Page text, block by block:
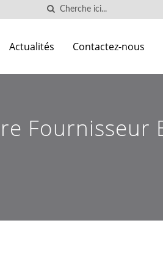
Actualités Contactez-nous
Fournisseur